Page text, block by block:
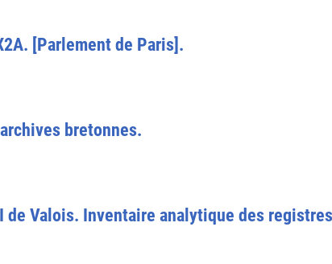
[Parlement de Paris].
bretonnes.
Valois. Inventaire analytique des